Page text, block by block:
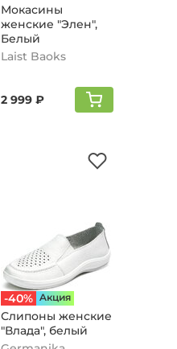
Мокасины
женские "Элен",
Белый
Laist Baoks
2 999 ₽
-40% Aкция
Слипоны женские
"Влада", белый